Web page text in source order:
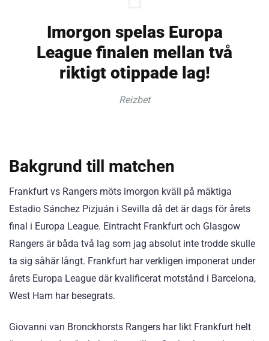
Imorgon spelas Europa
League finalen mellan två
riktigt otippade lag!
Reizbet
Bakgrund till matchen
Frankfurt vs Rangers möts imorgon kväll på mäktiga
Estadio Sánchez Pizjuán i Sevilla då det är dags för årets
final i Europa League. Eintracht Frankfurt och Glasgow
Rangers är båda två lag som jag absolut inte trodde skulle
ta sig såhär långt. Frankfurt har verkligen imponerat under
årets Europa League där kvalificerat motstånd i Barcelona,
West Ham har besegrats.
Giovanni van Bronckhorsts Rangers har likt Frankfurt helt